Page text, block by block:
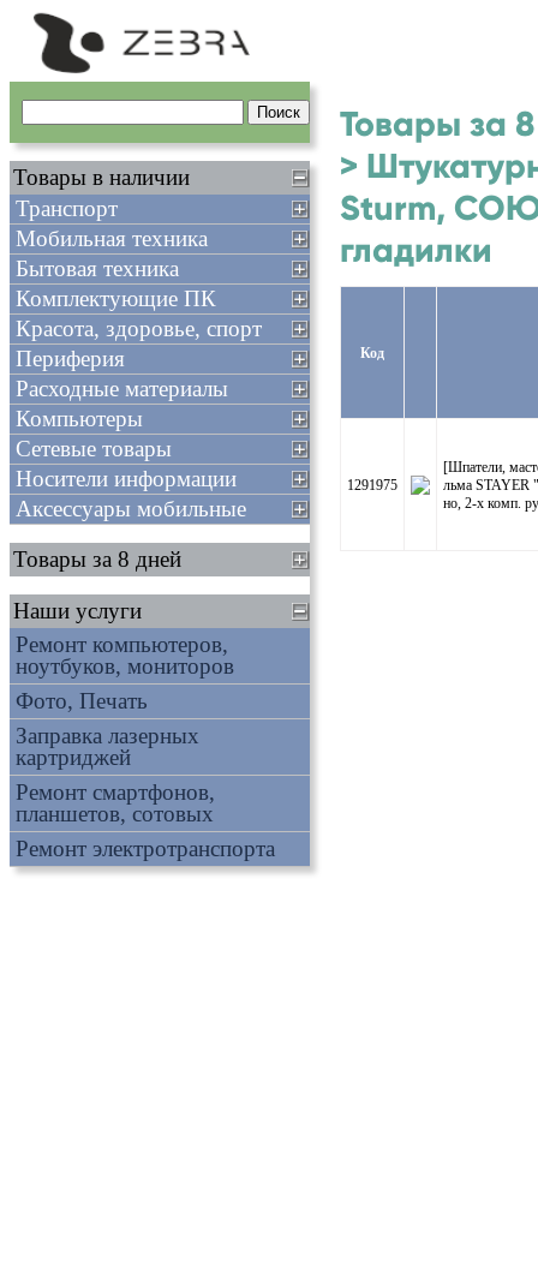
Товары за
>
Sturm,
гладилки
Код
1291975
[Шпатели,
льма STAYER
но, 2-х комп.
Товары в наличии
Транспорт
Мобильная техника
Бытовая техника
Комплектующие ПК
Красота, здоровье, спорт
Периферия
Расходные материалы
Компьютеры
Сетевые товары
Носители информации
Аксессуары мобильные
Товары за 8 дней
Наши услуги
Ремонт компьютеров,
ноутбуков, мониторов
Фото, Печать
Заправка лазерных
картриджей
Ремонт смартфонов,
планшетов, сотовых
Ремонт электротранспорта